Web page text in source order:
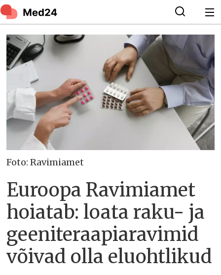
Foto: Ravimiamet
Euroopa Ravimiamet
hoiatab: loata raku- ja
geeniteraapiaravimid
võivad olla eluohtlikud